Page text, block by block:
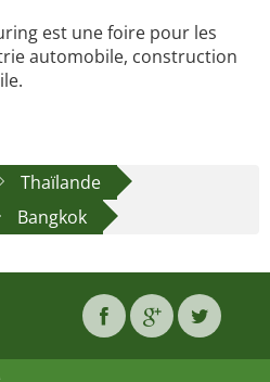
est une foire pour les
automobile, construction
Thaïlande
Bangkok